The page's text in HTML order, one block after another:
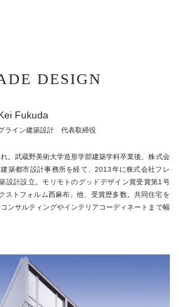
DESIGN
Fukuda
グライン建築設計 代表取締役
。武蔵野美術大学造形学部建築学科卒業後、株式会
築都市設計事務所を経て、2013年に株式会社フレ
設計設立。モリモトのグッドデザイン賞受賞第1号
ストフォルム西麻布」他、受賞歴多数。共同住宅を
ンサルティングやインテリアコーディネートまで幅